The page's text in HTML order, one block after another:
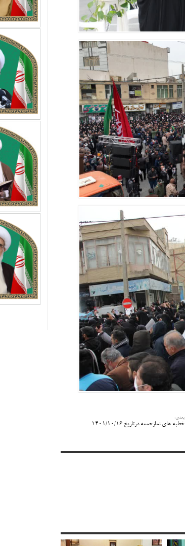
بعدی:
خطبه های نمازجمعه درتاریخ ۱۴۰۱/۱۰/۱۶